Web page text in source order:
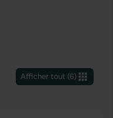
Afficher tout(6)